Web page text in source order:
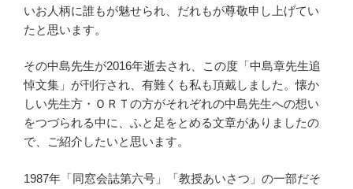
いお人柄に誰もが魅せられ、だれもが尊敬申し上げてい
たと思います。
その中島先生が2016年逝去され、この度「中島章先生追
悼文集」が刊行され、有難くも私も頂戴しました。懐か
しい先生方・ＯＲＴの方がそれぞれの中島先生への想い
をつづられる中に、ふと足をとめる文章がありましたの
で、ご紹介したいと思います。
1987年「同窓会誌第六号」「教授あいさつ」の一部だそ